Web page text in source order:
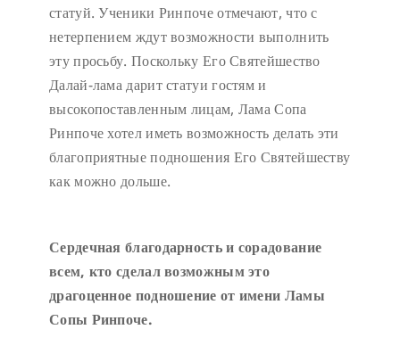
статуй. Ученики Ринпоче отмечают, что с
нетерпением ждут возможности выполнить
эту просьбу. Поскольку Его Святейшество
Далай-лама дарит статуи гостям и
высокопоставленным лицам, Лама Сопа
Ринпоче хотел иметь возможность делать эти
благоприятные подношения Его Святейшеству
как можно дольше.
Сердечная благодарность и сорадование
всем, кто сделал возможным это
драгоценное подношение от имени Ламы
Сопы Ринпоче.